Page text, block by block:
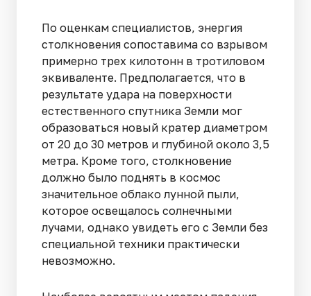
По оценкам специалистов, энергия
столкновения сопоставима со взрывом
примерно трех килотонн в тротиловом
эквиваленте. Предполагается, что в
результате удара на поверхности
естественного спутника Земли мог
образоваться новый кратер диаметром
от 20 до 30 метров и глубиной около 3,5
метра. Кроме того, столкновение
должно было поднять в космос
значительное облако лунной пыли,
которое освещалось солнечными
лучами, однако увидеть его с Земли без
специальной техники практически
невозможно.